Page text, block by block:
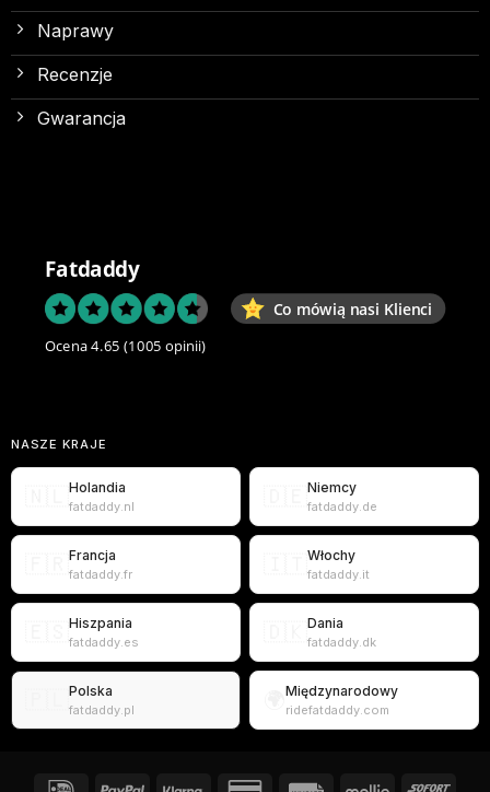
Naprawy
Recenzje
Gwarancja
Fatdaddy
Co mówią nasi Klienci
Ocena 4.65 (1005 opinii)
NASZE KRAJE
Holandia
fatdaddy.nl
Niemcy
fatdaddy.de
Francja
fatdaddy.fr
Włochy
fatdaddy.it
Hiszpania
fatdaddy.es
Dania
fatdaddy.dk
Polska
fatdaddy.pl
Międzynarodowy
ridefatdaddy.com